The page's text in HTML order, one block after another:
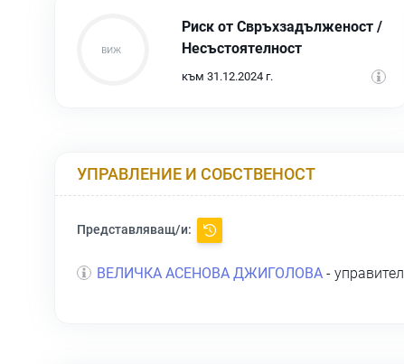
Риск от Свръхзадълженост /
Несъстоятелност
към 31.12.2024 г.
УПРАВЛЕНИЕ И СОБСТВЕНОСТ
Представляващ/и:
ВЕЛИЧКА АСЕНОВА ДЖИГОЛОВА - управител